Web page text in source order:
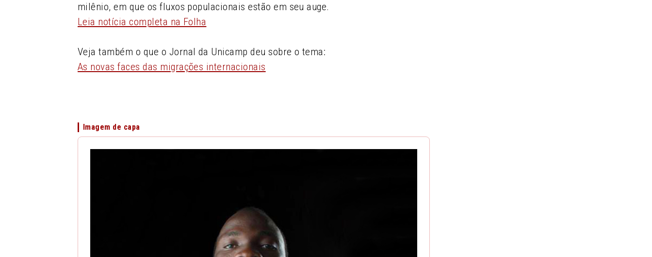
milênio, em que os fluxos populacionais estão em seu auge.
Leia notícia completa na Folha
Veja também o que o Jornal da Unicamp deu sobre o tema:
As novas faces das migrações internacionais
Imagem de capa